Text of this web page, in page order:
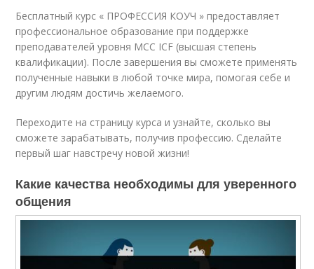
Бесплатный курс « ПРОФЕССИЯ КОУЧ » предоставляет
профессиональное образование при поддержке
преподавателей уровня МСС ICF (высшая степень
квалификации). После завершения вы сможете применять
полученные навыки в любой точке мира, помогая себе и
другим людям достичь желаемого.
Переходите на страницу курса и узнайте, сколько вы
сможете зарабатывать, получив профессию. Сделайте
первый шаг навстречу новой жизни!
Какие качества необходимы для уверенного
общения